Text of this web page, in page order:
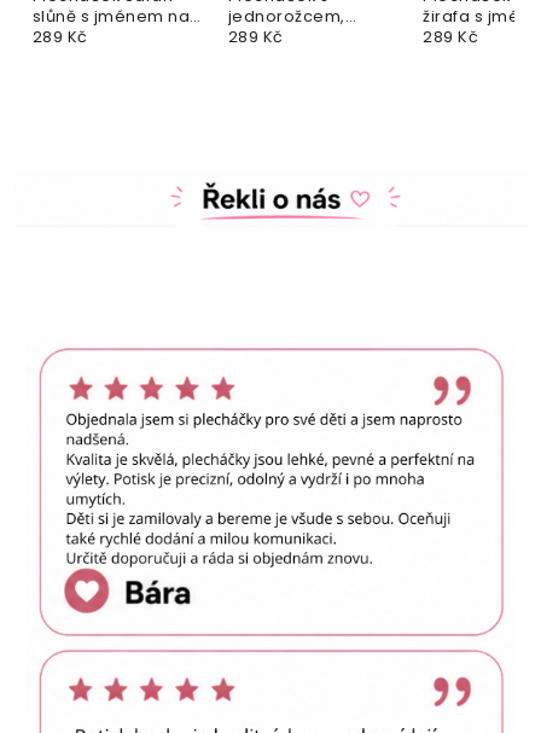
slůně s jménem na
přání
289 Kč
jednorožcem,
květinami a jménem
289 Kč
žirafa s
přání
289 Kč